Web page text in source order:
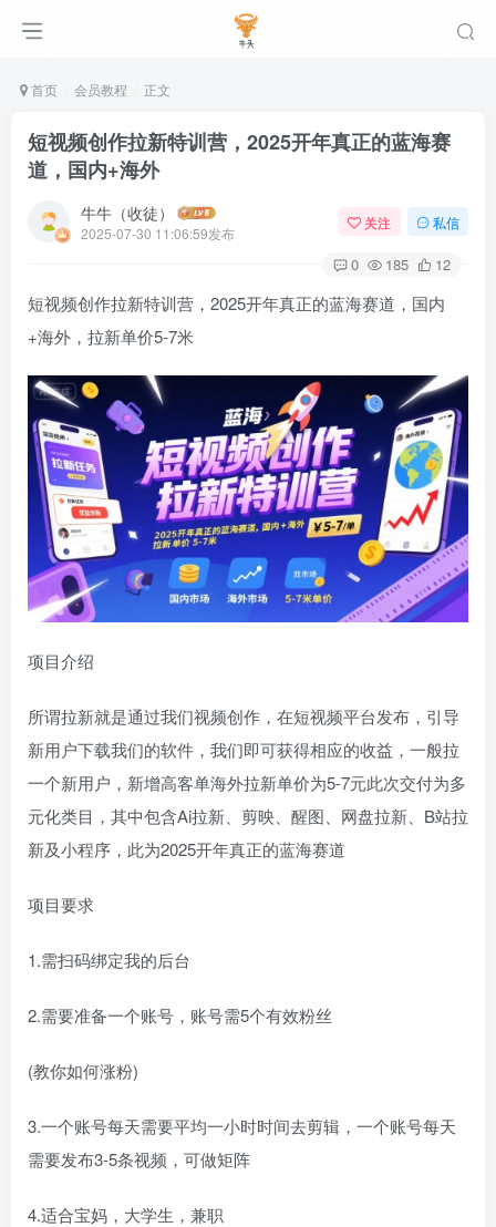
首页 会员教程 正文
短视频创作拉新特训营，2025开年真正的蓝海赛
道，国内+海外
牛牛（收徒）
2025-07-30 11:06:59发布
关注 私信
0 185 12
短视频创作拉新特训营，2025开年真正的蓝海赛道，国内
+海外，拉新单价5-7米
项目介绍
所谓拉新就是通过我们视频创作，在短视频平台发布，引导
新用户下载我们的软件，我们即可获得相应的收益，一般拉
一个新用户，新增高客单海外拉新单价为5-7元此次交付为多
元化类目，其中包含Ai拉新、剪映、醒图、网盘拉新、B站拉
新及小程序，此为2025开年真正的蓝海赛道
项目要求
1.需扫码绑定我的后台
2.需要准备一个账号，账号需5个有效粉丝
(教你如何涨粉)
3.一个账号每天需要平均一小时时间去剪辑，一个账号每天
需要发布3-5条视频，可做矩阵
4.适合宝妈，大学生，兼职